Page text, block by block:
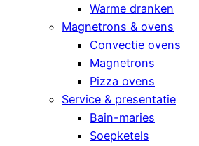
Warme dranken
Magnetrons & ovens
Convectie ovens
Magnetrons
Pizza ovens
Service & presentatie
Bain-maries
Soepketels